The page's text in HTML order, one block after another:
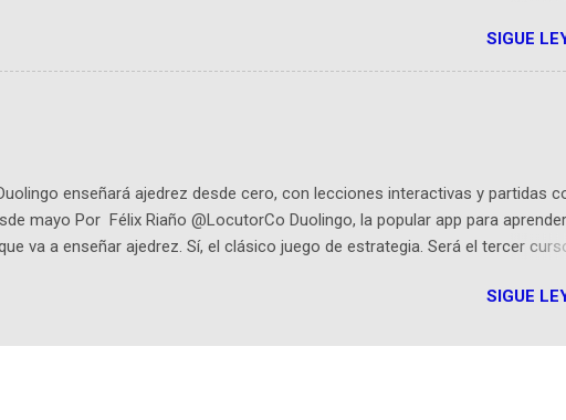
poderosa", del relato viviente que encarna una joven librera de Barichara y
de gabán y sombrero que parecía sacado directamente de una novela de
Ricardo Espinosa: los cómics, las novelas y los libros reunidos por Richi hoy
Luis Ángel Arango ¡Síguenos en nuestras Redes Sociales! Facebook:
SIGUE
enseñará ajedrez desde cero, con lecciones interactivas y partidas
mayo Por Félix Riaño @LocutorCo Duolingo, la popular app para aprender
va a enseñar ajedrez. Sí, el clásico juego de estrategia. Será el tercer curso
Los usuarios aprenderán desde lo más básico, como mover un alfil,
¿Será posible que una app que antes nos enseñó francés, ahora
SIGUE